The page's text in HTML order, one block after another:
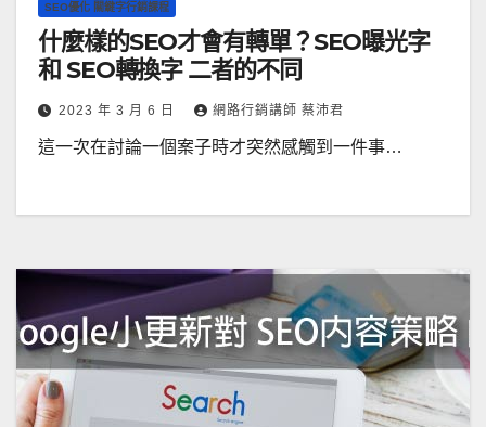
SEO優化 關鍵字行銷課程
什麼樣的SEO才會有轉單？SEO曝光字
和 SEO轉換字 二者的不同
2023 年 3 月 6 日 網路行銷講師 蔡沛君
這一次在討論一個案子時才突然感觸到一件事…